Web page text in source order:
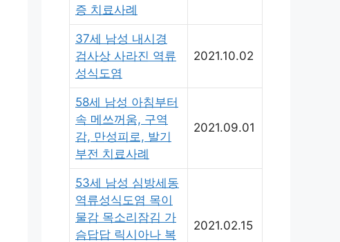
증 치료사례
37세 남성 내시경
검사상 사라진 역류
성식도염
2021.10.02
58세 남성 아침부터
속 메쓰꺼움, 구역
감, 만성피로, 발기
부전 치료사례
2021.09.01
53세 남성 심방세동
역류성식도염 목이
물감 목소리잠김 가
슴답답 릭시아나 복
2021.02.15